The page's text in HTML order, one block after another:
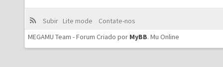
Subir Lite mode
Contate-nos
MEGAMU Team - Forum Criado por MyBB. Mu Online